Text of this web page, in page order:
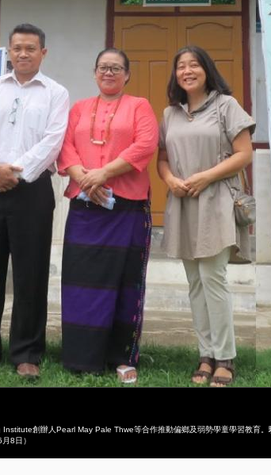
創辦人Pearl May Pale Thwe等合作推動偏鄉及弱勢學童學習教育
8日）